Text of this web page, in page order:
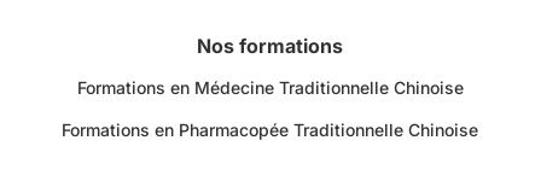
Nos formations
Formations en Médecine Traditionnelle Chinoise
Formations en Pharmacopée Traditionnelle Chinoise